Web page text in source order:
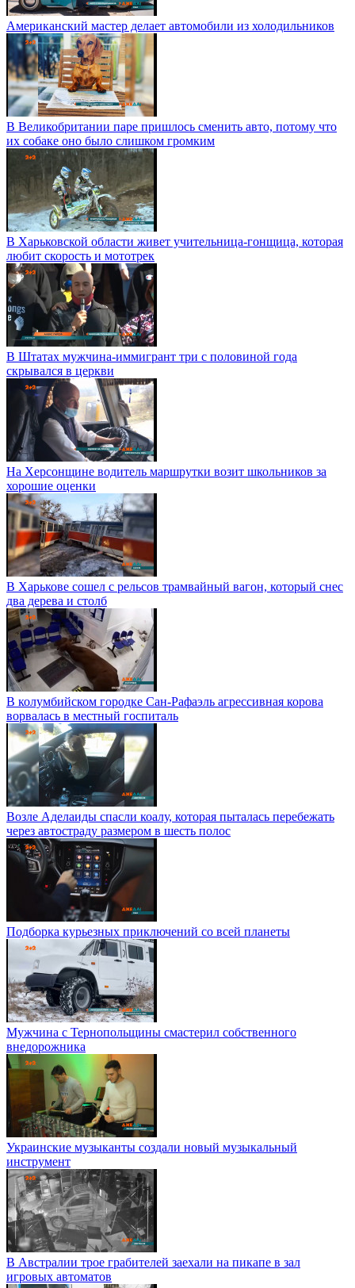
Американский мастер делает автомобили из холодильников
В Великобритании паре пришлось сменить авто, потому что
их собаке оно было слишком громким
В Харьковской области живет учительница-гонщица, которая
любит скорость и мототрек
В Штатах мужчина-иммигрант три с половиной года
скрывался в церкви
На Херсонщине водитель маршрутки возит школьников за
хорошие оценки
В Харькове сошел с рельсов трамвайный вагон, который снес
два дерева и столб
В колумбийском городке Сан-Рафаэль агрессивная корова
ворвалась в местный госпиталь
Возле Аделаиды спасли коалу, которая пыталась перебежать
через автостраду размером в шесть полос
Подборка курьезных приключений со всей планеты
Мужчина с Тернопольщины смастерил собственного
внедорожника
Украинские музыканты создали новый музыкальный
инструмент
В Австралии трое грабителей заехали на пикапе в зал
игровых автоматов